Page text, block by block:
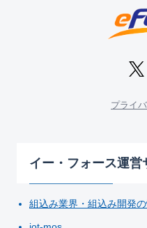
プライ
イー・フォース運営
組込み業界・組込み開発